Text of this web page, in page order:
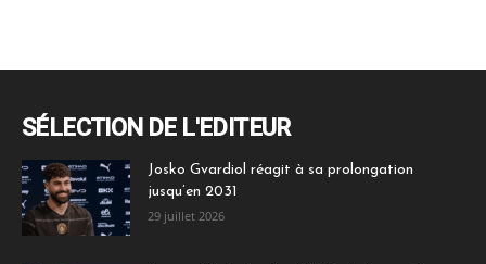
SÉLECTION DE L'EDITEUR
Josko Gvardiol réagit à sa prolongation
jusqu’en 2031
29 juillet 2026